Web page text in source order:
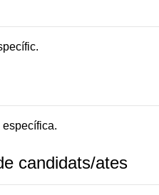
candidats/ates